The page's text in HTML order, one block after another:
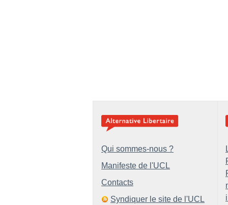
Qui sommes-nous ?
Manifeste de l'UCL
Contacts
Syndiquer le site de l'UCL